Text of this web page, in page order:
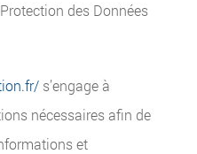
des Données
s’engage à
nécessaires afin de
et